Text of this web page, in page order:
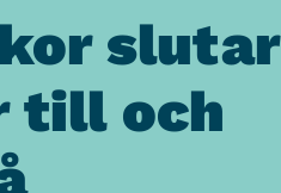
slutar
till och